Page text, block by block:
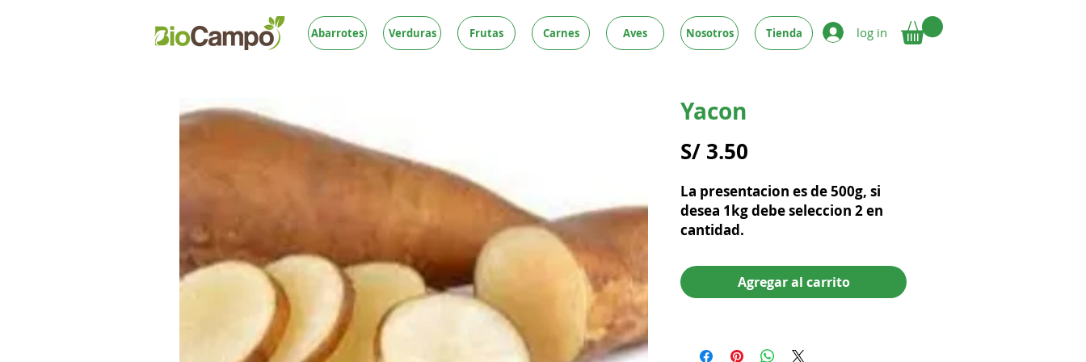
Abarrotes Verduras Frutas Carnes Aves Nosotros Tienda log in
Yacon
S/ 3.50
La presentacion es de 500g, si
desea 1kg debe seleccion 2 en
cantidad.
Agregar al carrito